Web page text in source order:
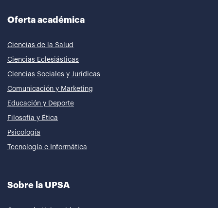
Oferta académica
Ciencias de la Salud
Ciencias Eclesiásticas
Ciencias Sociales y Jurídicas
Comunicación y Marketing
Educación y Deporte
Filosofía y Ética
Psicología
Tecnología e Informática
Sobre la UPSA